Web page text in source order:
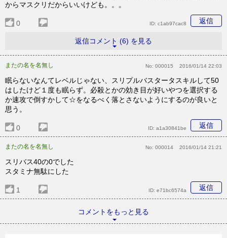
からマスクリだからいいけども。。。
0 返信
ID: c1ab97cac8
返信コメント (6) を見る
またの名を名無し No: 000015 2016/01/14 22:03
眠らないなんてレベルじゃない、スリプルバスタータスキルして50
はしたけど１度も眠らず。必殺とかの効き目が好いやつを選択する
か速攻で倒すかして☆をなるべく落とさないようにするのが良いと
思う。
0 返信
ID: a1a30841be
またの名を名無し No: 000014 2016/01/14 21:21
スリバス40の0でした
スタミナ無駄にした
1 返信
ID: e71bc6574a
コメントをもっと見る